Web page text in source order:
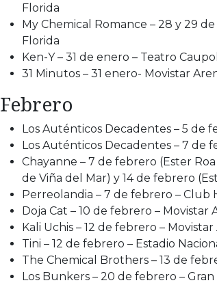
Florida
My Chemical Romance – 28 y 29
Florida
Ken-Y – 31 de enero – Teatro
31 Minutos – 31 enero- Movistar
Febrero
Los Auténticos Decadentes – 5 de
Los Auténticos Decadentes – 7 de
Chayanne – 7 de febrero (Ester
de Viña del Mar) y 14 de febrero
Perreolandia – 7 de febrero – Club
Doja Cat – 10 de febrero – Movistar
Kali Uchis – 12 de febrero – Movistar
Tini – 12 de febrero – Estadio
The Chemical Brothers – 13 de
Los Bunkers – 20 de febrero –